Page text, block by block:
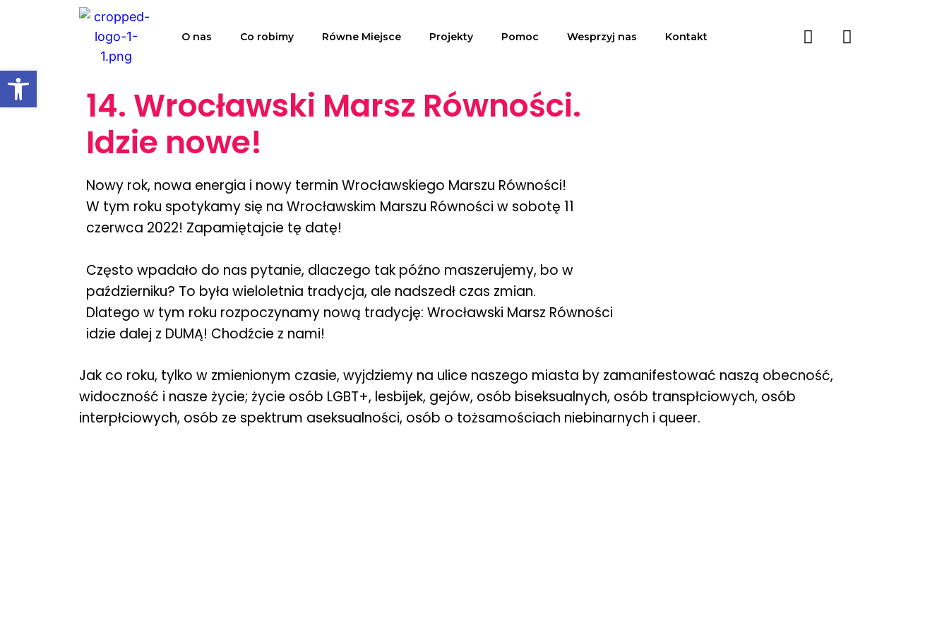
Open toolbar
O nas Co robimy Równe Miejsce Projekty Pomoc Wesprzyj nas Kontakt
14. Wrocławski Marsz Równości.
Idzie nowe!
Nowy rok, nowa energia i nowy termin Wrocławskiego Marszu Równości!
W tym roku spotykamy się na Wrocławskim Marszu Równości w sobotę 11
czerwca 2022! Zapamiętajcie tę datę!
Często wpadało do nas pytanie, dlaczego tak późno maszerujemy, bo w
październiku? To była wieloletnia tradycja, ale nadszedł czas zmian.
Dlatego w tym roku rozpoczynamy nową tradycję: Wrocławski Marsz Równości
idzie dalej z DUMĄ! Chodźcie z nami!
Jak co roku, tylko w zmienionym czasie, wyjdziemy na ulice naszego miasta by zamanifestować naszą obecność,
widoczność i nasze życie; życie osób LGBT+, lesbijek, gejów, osób biseksualnych, osób transpłciowych, osób
interpłciowych, osób ze spektrum aseksualności, osób o tożsamościach niebinarnych i queer.